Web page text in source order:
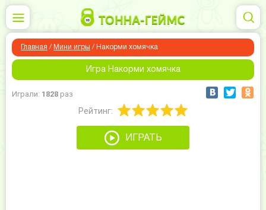
Главная / Мини игры / Накорми хомячка
Игра Накорми хомячка
Играли: 1828 раз
Рейтинг:
ИГРАТЬ